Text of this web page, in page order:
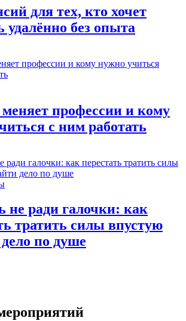
для тех, кто хочет
удалённо без опыта
профессии и кому
с ним работать
не ради галочки: как
тратить силы впустую
по душе